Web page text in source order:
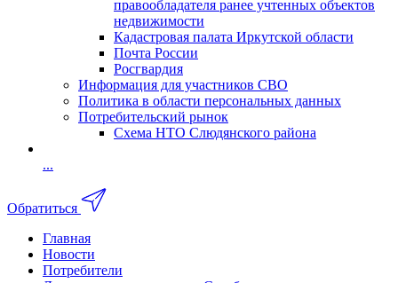
правообладателя ранее учтенных объектов
недвижимости
Кадастровая палата Иркутской области
Почта России
Росгвардия
Информация для участников СВО
Политика в области персональных данных
Потребительский рынок
Схема НТО Слюдянского района
...
Обратиться
Главная
Новости
Потребители